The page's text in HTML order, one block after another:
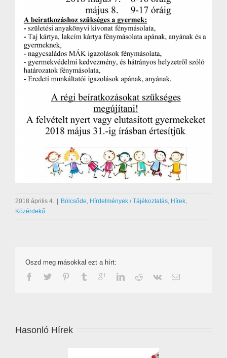
2018 április 4. Bölcsőde, Hírdetmények / Tájékoztatás, Hírek,
Közérdekű
Oszd meg másokkal ezt a hírt:
Hasonló Hírek